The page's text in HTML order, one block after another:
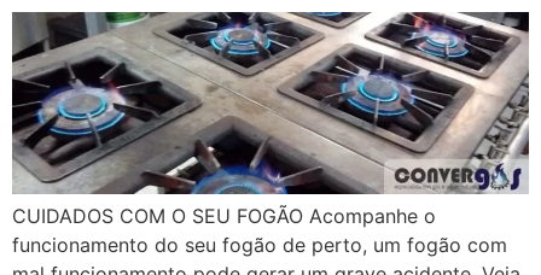
CUIDADOS COM O SEU FOGÃO Acompanhe o
funcionamento do seu fogão de perto, um fogão com